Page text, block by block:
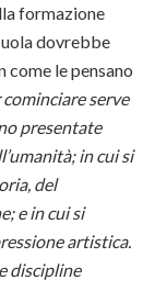
formazione
dovrebbe
come le pensano
cominciare serve
presentate
in cui si
del
e in cui si
artistica.
discipline